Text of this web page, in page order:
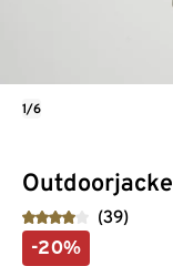
Outdoorjacke
(39)
-20%
1/6